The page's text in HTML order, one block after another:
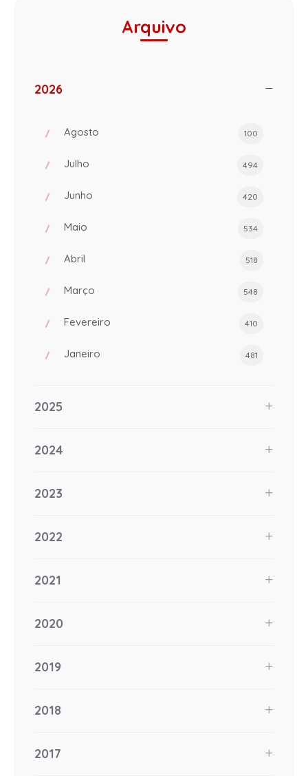
Arquivo
2026
Agosto 100
Julho 494
Junho 420
Maio 534
Abril 518
Março 548
Fevereiro 410
Janeiro 481
2025
2024
2023
2022
2021
2020
2019
2018
2017